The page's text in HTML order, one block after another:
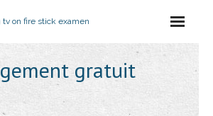
tv on fire stick examen
gratuit